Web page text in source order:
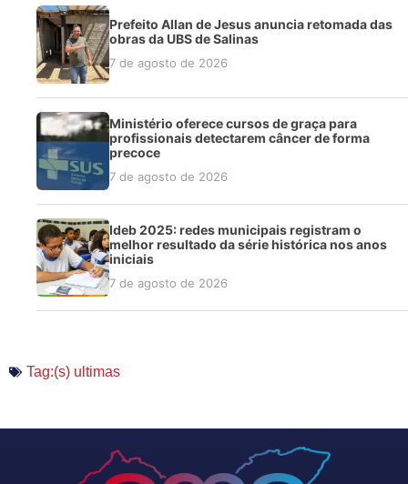
Prefeito Allan de Jesus anuncia retomada das
obras da UBS de Salinas
7 de agosto de 2026
Ministério oferece cursos de graça para
profissionais detectarem câncer de forma
precoce
7 de agosto de 2026
Ideb 2025: redes municipais registram o
melhor resultado da série histórica nos anos
iniciais
7 de agosto de 2026
Tag:(s) ultimas